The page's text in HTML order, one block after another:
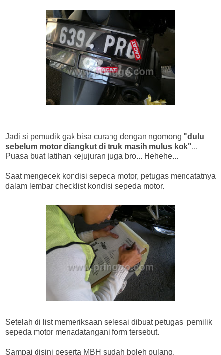
Jadi si pemudik gak bisa curang dengan ngomong "dulu
sebelum motor diangkut di truk masih mulus kok"...
Puasa buat latihan kejujuran juga bro... Hehehe...
Saat mengecek kondisi sepeda motor, petugas mencatatnya
dalam lembar checklist kondisi sepeda motor.
Setelah di list memeriksaan selesai dibuat petugas, pemilik
sepeda motor menadatangani form tersebut.
Sampai disini peserta MBH sudah boleh pulang.